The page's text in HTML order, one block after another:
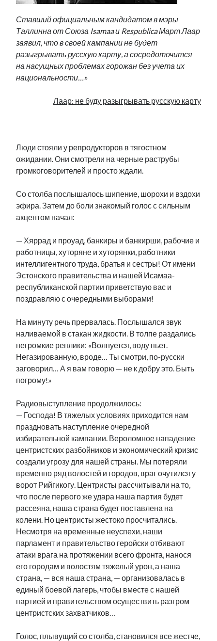
Экономика
Эстония и Россия
Юмор
Метки
radio narva takinada андрус ансип
евросоюз
интервью история
катри райк кая каллас книга маська
памятники парад клоунов парламент партия поводырь
подкаст
русскоязычное образование сми ссср стенограмма
т.х. ильвес
фотоотчет экономика эстонии
эстония эстонский язык
Михаил Стальнухин:
mstalnuhhin@gmail.com
anton.stalnuhhin@gmail.com
Ставший официальным кандидатом в мэры
Таллинна от Союза Isamaa и Respublica Март Лаар
заявил, что в своей кампании не будет
разыгрывать русскую карту, а сосредоточится
на насущных проблемах горожан без учета их
национальности…»
Лаар: не буду разыгрывать русскую карту
Люди стояли у репродукторов в тягостном
ожидании. Они смотрели на черные раструбы
громкоговорителей и просто ждали.
Со столба послышалось шипение, шорохи и вздохи
эфира. Затем до боли знакомый голос с сильным
акцентом начал:
— Хяррад и проуад, банкиры и банкирши, рабочие и
работницы, хуторяне и хуторянки, работники
интеллигентного труда, братья и сестры! От имени
Эстонского правительства и нашей Исамаа-
республиканской партии приветствую вас и
поздравляю с очередными выборами!
На минуту речь прервалась. Послышался звук
наливаемой в стакан жидкости. В толпе раздались
негромкие реплики: «Волнуется, воду пьет.
Негазированную, вроде… Ты смотри, по-русски
заговорил… А я вам говорю — не к добру это. Быть
погрому!»
Радиовыступление продолжилось:
— Господа! В тяжелых условиях приходится нам
праздновать наступление очередной
избирательной кампании. Вероломное нападение
центристских разбойников и экономический кризис
создали угрозу для нашей страны. Мы потеряли
временно ряд волостей и городов, враг очутился у
ворот Рийгикогу. Центристы рассчитывали на то,
что после первого же удара наша партия будет
рассеяна, наша страна будет поставлена на
колени. Но центристы жестоко просчитались.
Несмотря на временные неуспехи, наши
парламент и правительство геройски отбивают
атаки врага на протяжении всего фронта, нанося
его городам и волостям тяжелый урон, а наша
страна, — вся наша страна, — организовалась в
единый боевой лагерь, чтобы вместе с нашей
партией и правительством осуществить разгром
центристских захватчиков…
Голос, плывущий со столба, становился все жестче,